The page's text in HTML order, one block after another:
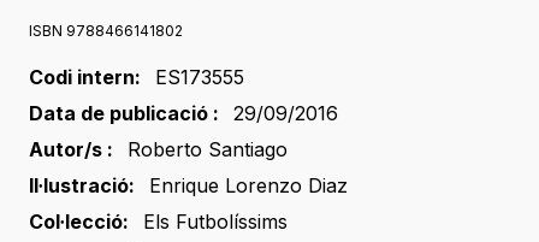
ISBN 9788466141802
Codi intern:
ES173555
Data de publicació :
29/09/2016
Autor/s :
Roberto Santiago
Il·lustració:
Enrique Lorenzo Diaz
Col·lecció:
Els Futbolíssims